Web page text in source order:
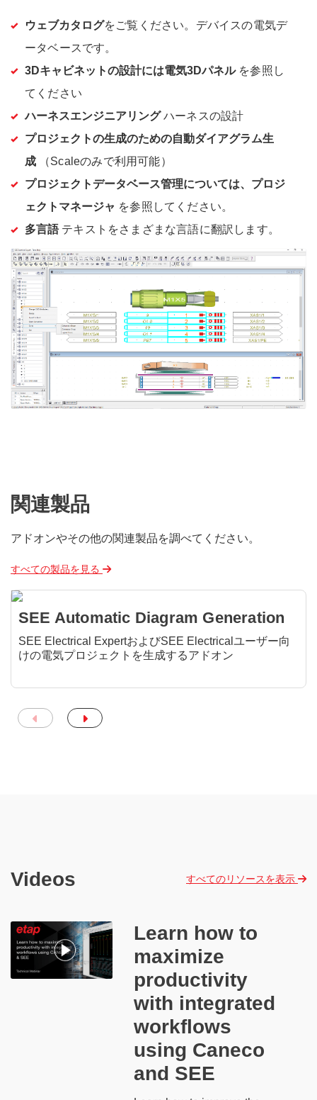
ウェブカタログをご覧ください。デバイスの電気デ
ータベースです。
3Dキャビネットの設計には電気3Dパネルを参照し
てください
ハーネスエンジニアリングハーネスの設計
プロジェクトの生成のための自動ダイアグラム生
成
（Scaleのみで利用可能）
プロジェクトデータベース管理については、プロジ
ェクトマネージャ を参照してください。
多言語テキストをさまざまな言語に翻訳します。
関連製品
アドオンやその他の関連製品を調べてください。
すべての製品を見る
SEE Automatic Diagram Generation
SEE Electrical ExpertおよびSEE Electricalユーザー向
けの電気プロジェクトを生成するアドオン
Videos すべてのリソースを表示
​​Learn how to
maximize
productivity
with integrated
workflows
using Caneco
and SEE​